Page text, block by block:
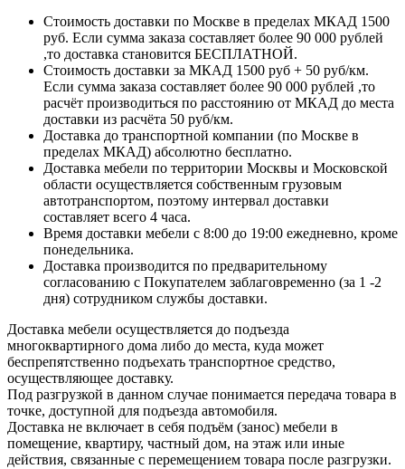
Стоимость доставки по Москве в пределах МКАД 1500
руб. Если сумма заказа составляет более 90 000 рублей
,то доставка становится БЕСПЛАТНОЙ.
Стоимость доставки за МКАД 1500 руб + 50 руб/км.
Если сумма заказа составляет более 90 000 рублей ,то
расчёт производиться по расстоянию от МКАД до места
доставки из расчёта 50 руб/км.
Доставка до транспортной компании (по Москве в
пределах МКАД) абсолютно бесплатно.
Доставка мебели по территории Москвы и Московской
области осуществляется собственным грузовым
автотранспортом, поэтому интервал доставки
составляет всего 4 часа.
Время доставки мебели с 8:00 до 19:00 ежедневно, кроме
понедельника.
Доставка производится по предварительному
согласованию с Покупателем заблаговременно (за 1 -2
дня) сотрудником службы доставки.
Доставка мебели осуществляется до подъезда
многоквартирного дома либо до места, куда может
беспрепятственно подъехать транспортное средство,
осуществляющее доставку.
Под разгрузкой в данном случае понимается передача товара в
точке, доступной для подъезда автомобиля.
Доставка не включает в себя подъём (занос) мебели в
помещение, квартиру, частный дом, на этаж или иные
действия, связанные с перемещением товара после разгрузки.